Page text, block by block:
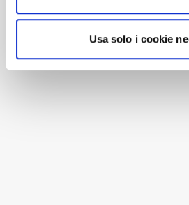
Usa solo i cookie
IVA INCLUSA